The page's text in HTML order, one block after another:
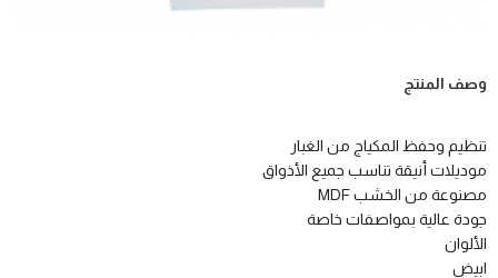
وصف المنتج
تنظيم وحفظ المكياج من الغبار
موديلات أنيقة تناسب جميع الأذواق
مصنوعة من الخشب MDF
جودة عالية بمواصفات خاصة
الألوان
ابيض